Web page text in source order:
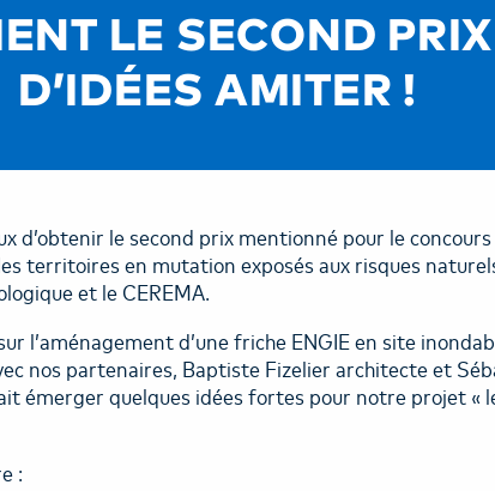
LE SECOND
D’IDÉES AMITER !
d’obtenir le second prix mentionné pour le
territoires en mutation exposés aux risques
et le CEREMA.
l’aménagement d’une friche ENGIE en site
nos partenaires, Baptiste Fizelier architecte et
émerger quelques idées fortes pour notre projet «
: